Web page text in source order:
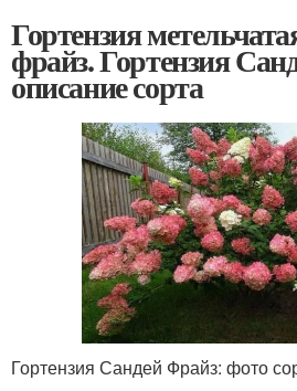
Гортензия
фрайз. Гортензия
описание сорта
Гортензия Сандей Фрайз: фото